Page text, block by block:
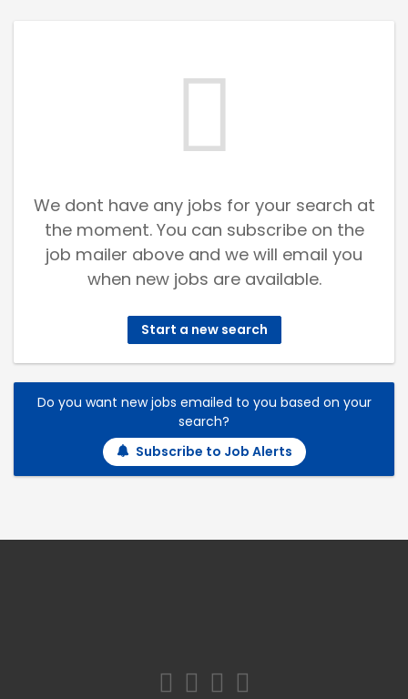
We dont have any jobs for your search at
the moment. You can subscribe on the
job mailer above and we will email you
when new jobs are available.
Start a new search
Do you want new jobs emailed to you based on your
search?
Subscribe to Job Alerts